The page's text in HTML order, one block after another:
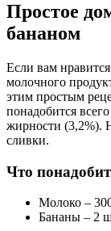
Простое
бананом
Если вам
молочного
этим простым
понадобится
жирности (3,2%).
сливки.
Что
Молоко –
Бананы – 2